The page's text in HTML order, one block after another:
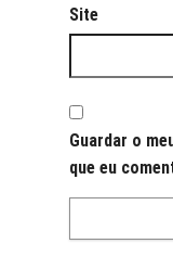
Site
Guardar o
que eu